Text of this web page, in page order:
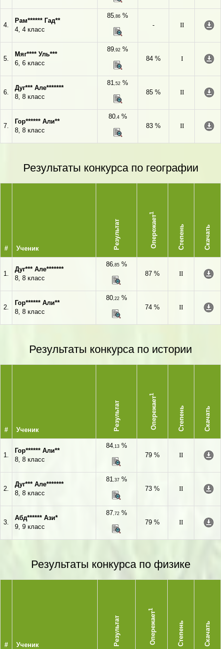
4.
Рам****** Гад**
4, 4 класс
85,86 %
-
II
5.
Мяг**** Уль***
6, 6 класс
89,92 %
84 %
I
6.
Дуг*** Але*******
8, 8 класс
81,52 %
85 %
II
7.
Гор****** Али**
8, 8 класс
80,4%
83 %
II
Результаты конкурса по географии
# Ученик Результат Опережает
1
Степень Скачать
1.
Дуг*** Але*******
8, 8 класс
86,85%
87 %
II
2.
Гор****** Али**
8, 8 класс
80,22%
74 %
II
Результаты конкурса по истории
# Ученик Результат Опережает
1
Степень Скачать
1.
Гор****** Али**
8, 8 класс
84,13%
79 %
II
2.
Дуг*** Але*******
8, 8 класс
81,37%
73 %
II
3.
Абд****** Ази*
9, 9 класс
87,72%
79 %
II
Результаты конкурса по физике
# Ученик Результат Опережает
1
Степень Скачать